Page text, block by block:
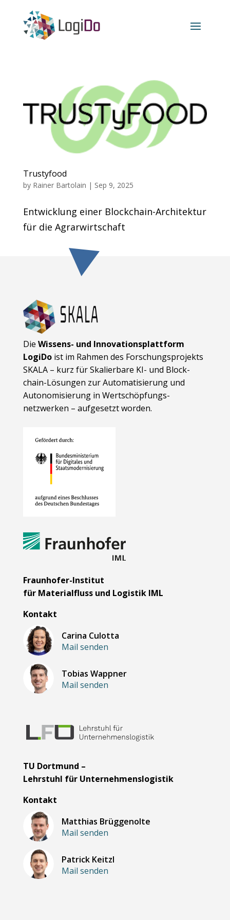
Trustyfood
by Rainer Bartolain | Sep 9, 2025
Entwicklung einer Blockchain-Architektur
für die Agrarwirtschaft
Die Wissens- und Innovationsplattform
LogiDoist im Rahmen des Forschungsprojekts
SKALA – kurz für Skalierbare KI- und Block­
chain-Lösungen zur Automatisierung und
Autonomisierung in Wert­schöpfungs­
netzwerken – aufgesetzt worden.
Fraunhofer-Institut
für Materialfluss und Logistik IML
Kontakt
Carina Culotta
Mail senden
Tobias Wappner
Mail senden
TU Dortmund –
Lehrstuhl für Unternehmenslogistik
Kontakt
Matthias Brüggenolte
Mail senden
Patrick Keitzl
Mail senden